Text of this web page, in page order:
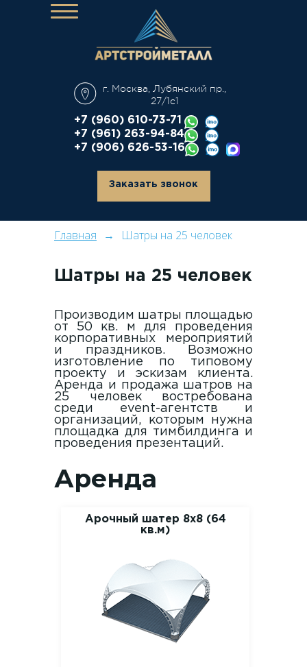
г. Москва, Лубянский пр.,
27/1с1
+7 (960) 610-73-71
+7 (961) 263-94-84
+7 (906) 626-53-16
Заказать звонок
Каталог
Аренда
Производство
Наши работы
Главная Шатры на 25 человек
Шатры на 25 человек
Производим шатры площадью
от 50 кв. м для проведения
корпоративных мероприятий
и праздников. Возможно
изготовление по типовому
проекту и эскизам клиента.
Аренда и продажа шатров на
25 человек востребована
среди event-агентств и
организаций, которым нужна
площадка для тимбилдинга и
проведения презентаций.
Аренда
Арочный шатер 8х8 (64
кв.м)